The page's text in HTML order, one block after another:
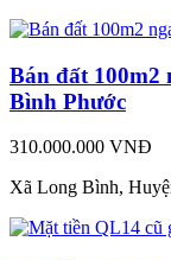
Bán đất 100m2
Bình Phước
310.000.000 VNĐ
Xã Long Bình,